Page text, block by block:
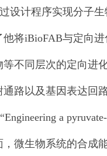
设计程序实现分子
将iBioFAB与定向
不同层次的定向进
路以及基因表达回
a pyruvate-
微生物系统的合成